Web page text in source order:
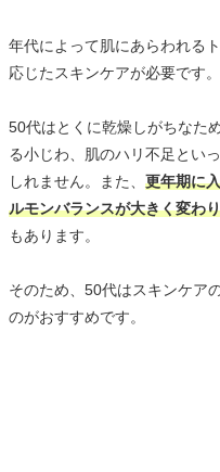
年代によって肌にあらわれる
応じたスキンケアが必要です。
50代はとくに乾燥しがちなた
る小じわ、肌のハリ不足とい
しれません。また、 更年期に
ルモンバランスが大きく変わ
もあります。
そのため、50代はスキンケア
のがおすすめです。